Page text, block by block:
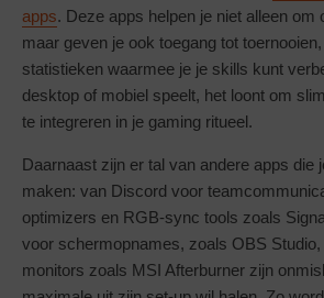
apps. Deze apps helpen je niet alleen om
maar geven je ook toegang tot
statistieken waarmee je je skills kunt
desktop of mobiel speelt, het loont om
te integreren in je gaming ritueel.
Daarnaast zijn er tal van andere apps die
maken: van Discord voor
optimizers en RGB-sync tools zoals
voor schermopnames, zoals OBS
monitors zoals MSI Afterburner zijn